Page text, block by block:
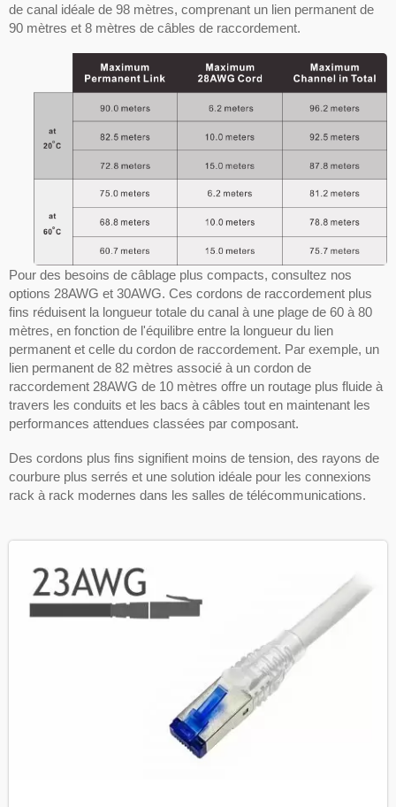
de canal idéale de 98 mètres, comprenant un lien permanent de
90 mètres et 8 mètres de câbles de raccordement.
Pour des besoins de câblage plus compacts, consultez nos
options 28AWG et 30AWG. Ces cordons de raccordement plus
fins réduisent la longueur totale du canal à une plage de 60 à 80
mètres, en fonction de l'équilibre entre la longueur du lien
permanent et celle du cordon de raccordement. Par exemple, un
lien permanent de 82 mètres associé à un cordon de
raccordement 28AWG de 10 mètres offre un routage plus fluide à
travers les conduits et les bacs à câbles tout en maintenant les
performances attendues classées par composant.
Des cordons plus fins signifient moins de tension, des rayons de
courbure plus serrés et une solution idéale pour les connexions
rack à rack modernes dans les salles de télécommunications.